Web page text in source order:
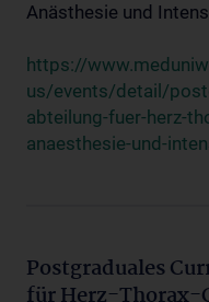
Anästhesie und
https://
us/events/detail/
abteilung-fuer-herz-
anaesthesie-und-
Postgraduales